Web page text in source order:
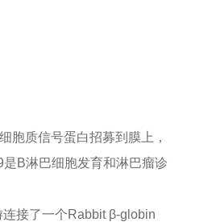
胞质信号蛋白招募到膜上，
B淋巴细胞发育和淋巴瘤诊
接了一个Rabbit β-globin